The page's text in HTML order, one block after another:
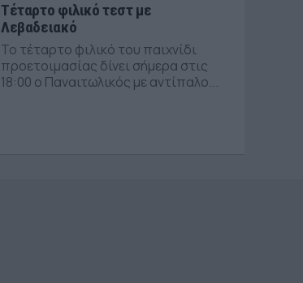
Τέταρτο φιλικό τεστ με
Λεβαδειακό
Το τέταρτο φιλικό του παιχνίδι
προετοιμασίας δίνει σήμερα στις
18:00 ο Παναιτωλικός με αντίπαλο...